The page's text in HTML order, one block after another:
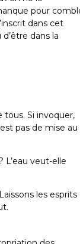
pour
dans cet
dans la
tous. Si invoquer,
pas de mise au
L’eau veut-elle
les esprits